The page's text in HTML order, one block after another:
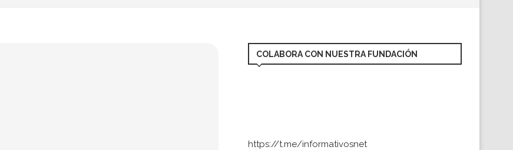
COLABORA CON NUESTRA FUNDACIÓN
https://t.me/informativosnet